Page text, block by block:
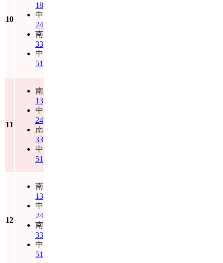
10
18
中
24
南
33
中
51
11
南
13
中
24
南
33
中
51
12
南
13
中
24
南
33
中
51